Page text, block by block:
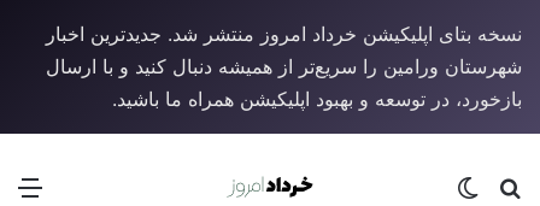
نسخه بتای اپلیکیشن خرداد امروز منتشر شد. جدیدترین اخبار
شهرستان ورامین را سریع‌تر از همیشه دنبال کنید و با ارسال
بازخورد، در توسعه و بهبود اپلیکیشن همراه ما باشید.
جستجو برای